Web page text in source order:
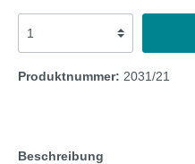
Produktnummer: 2031/21
Beschreibung